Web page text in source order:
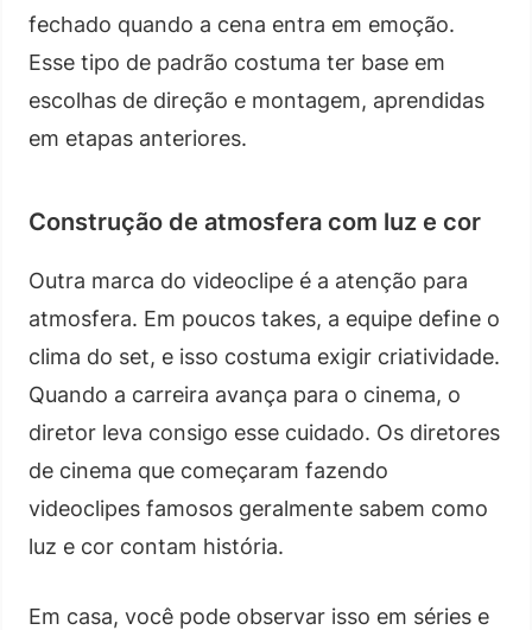
fechado quando a cena entra em emoção.
Esse tipo de padrão costuma ter base em
escolhas de direção e montagem, aprendidas
em etapas anteriores.
Construção de atmosfera com luz e cor
Outra marca do videoclipe é a atenção para
atmosfera. Em poucos takes, a equipe define o
clima do set, e isso costuma exigir criatividade.
Quando a carreira avança para o cinema, o
diretor leva consigo esse cuidado. Os diretores
de cinema que começaram fazendo
videoclipes famosos geralmente sabem como
luz e cor contam história.
Em casa, você pode observar isso em séries e